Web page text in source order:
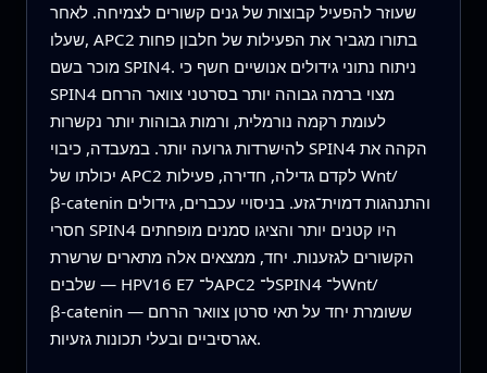
שעוזר להפעיל קבוצות של גנים קשורים לצמיחה. לאחר
שעלו, APC2 בתורו מגביר את הפעילות של חלבון פחות
מוכר בשם SPIN4. ניתוח נתוני גידולים אנושיים חשף כי
SPIN4 מצוי ברמה גבוהה יותר בסרטני צוואר הרחם
לעומת רקמה נורמלית, ורמות גבוהות יותר נקשרות
להישרדות גרועה יותר. במעבדה, כיבוי SPIN4 הקהה את
יכולתו של APC2 לקדם גדילה, חדירה, פעילות Wnt/
β‑catenin והתנהגות דמוית־גזע. בניסויי עכברים, גידולים
חסרי SPIN4 היו קטנים יותר והציגו סמנים מופחתים
הקשורים לגזענות. יחד, ממצאים אלה מתארים שרשרת
שלבים — HPV16 E7 ל־APC2 ל־SPIN4 ל־Wnt/
β‑catenin — ששומרת יחד על תאי סרטן צוואר הרחם
אגרסיביים ובעלי תכונות גזעיות.